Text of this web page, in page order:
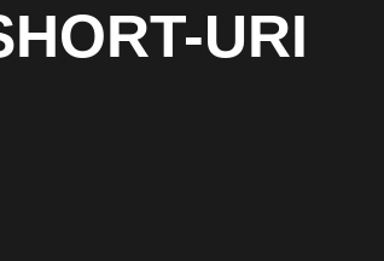
URI